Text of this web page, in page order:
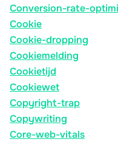
Conversion-rate-
Cookie
Cookie-dropping
Cookiemelding
Cookietijd
Cookiewet
Copyright-trap
Copywriting
Core-web-vitals